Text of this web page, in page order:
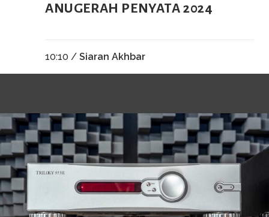
ANUGERAH PENYATA 2024
10:10 / Siaran Akhbar